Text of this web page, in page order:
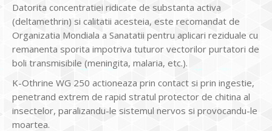
Datorita concentratiei ridicate de substanta activa
(deltamethrin) si calitatii acesteia, este recomandat de
Organizatia Mondiala a Sanatatii pentru aplicari reziduale cu
remanenta sporita impotriva tuturor vectorilor purtatori de
boli transmisibile (meningita, malaria, etc.).
K-Othrine WG 250 actioneaza prin contact si prin ingestie,
penetrand extrem de rapid stratul protector de chitina al
insectelor, paralizandu-le sistemul nervos si provocandu-le
moartea.